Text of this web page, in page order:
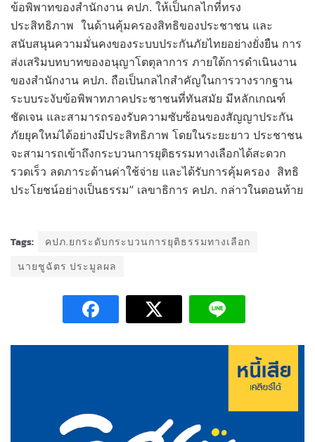
ข้อพิพาทของสำนักงาน คปภ. ให้เป็นกลไกที่ทรง
ประสิทธิภาพ ในด้านคุ้มครองสิทธิของประชาชน และ
สนับสนุนความมั่นคงของระบบประกันภัยไทยอย่างยั่งยืน การ
ส่งเสริมบทบาทของอนุญาโตตุลาการ ภายใต้การดำเนินงาน
ของสำนักงาน คปภ. ถือเป็นกลไกสำคัญในการวางรากฐาน
ระบบระงับข้อพิพาทภาคประชาชนที่ทันสมัย มีหลักเกณฑ์
ชัดเจน และสามารถรองรับความซับซ้อนของสัญญาประกัน
ภัยยุคใหม่ได้อย่างมีประสิทธิภาพ โดยในระยะยาว ประชาชน
จะสามารถเข้าถึงกระบวนการยุติธรรมทางเลือกได้สะดวก
รวดเร็ว ลดภาระด้านค่าใช้จ่าย และได้รับการคุ้มครอง สิทธิ
ประโยชน์อย่างเป็นธรรม” เลขาธิการ คปภ. กล่าวในตอนท้าย
Tags:
คปภ.ยกระดับกระบวนการยุติธรรมทางเลือก
นายชูฉัตร ประมูลผล